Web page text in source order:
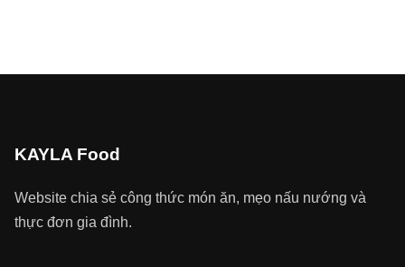
KAYLA Food
Website chia sẻ công thức món ăn, mẹo nấu nướng và
thực đơn gia đình.